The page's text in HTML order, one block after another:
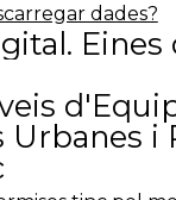
Manteniment
públics
(4)
Manteniment
públics. Jardineria i
Manteniment
Medi ambient (42)
dades?
Eines
Urbanes i